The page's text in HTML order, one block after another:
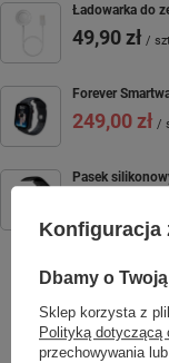
Ładowarka do
49,90 zł /
Forever
249,00 zł /
Pasek
Konfiguracja
Dbamy o
Sklep korzysta z
Polityką dotyczącą
przechowywania